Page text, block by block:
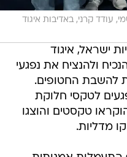
עודד קרני, באדיבות איגוד
ישראל, איגוד
ולהנציח את נפגעי
להשבת החטופים.
לטקסי חלוקת
טקסטים והוצגו
מדליות.